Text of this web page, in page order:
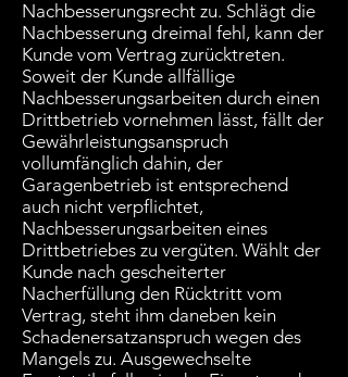
Nachbesserungsrecht zu. Schlägt die
Nachbesserung dreimal fehl, kann der
Kunde vom Vertrag zurücktreten.
Soweit der Kunde allfällige
Nachbesserungsarbeiten durch einen
Drittbetrieb vornehmen lässt, fällt der
Gewährleistungsanspruch
vollumfänglich dahin, der
Garagenbetrieb ist entsprechend
auch nicht verpflichtet,
Nachbesserungsarbeiten eines
Drittbetriebes zu vergüten. Wählt der
Kunde nach gescheiterter
Nacherfüllung den Rücktritt vom
Vertrag, steht ihm daneben kein
Schadenersatzanspruch wegen des
Mangels zu. Ausgewechselte